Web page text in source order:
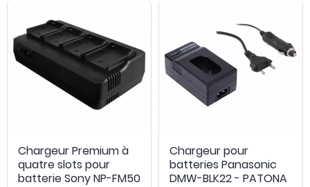
Chargeur Premium à
quatre slots pour
batterie Sony NP-FM50
Chargeur pour
batteries Panasonic
DMW-BLK22 - PATONA